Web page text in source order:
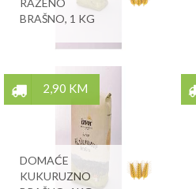
RAŽENO
BRAŠNO, 1 KG
2,90 KM
DOMAĆE
KUKURUZNO